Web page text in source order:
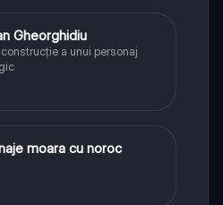
Gheorghidiu
a unui personaj
moara cu noroc